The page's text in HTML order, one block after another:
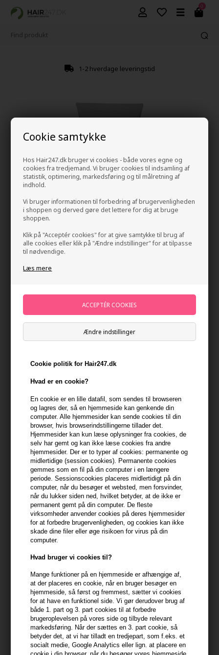
Cookie samtykke
Hos Hair247.dk bruger vi cookies - både vores egne og
cookies fra tredjemand. Vi bruger cookies til indsamling af
statistik, optimering, markedsføring og til målretning af
indhold.
Vi bruger informationen til forbedring af brugervenligheden
i shoppen og derved gøre det lettere for dig at bruge
shoppen.
Klik på "Acceptér cookies" for at give samtykke til brug af
alle cookies eller klik på "Ændre indstillinger" for at tilpasse
til nødvendige.
Læs mere
Ændre indstillinger
Cookie politik for Hair247.dk
Hvad er en cookie?
En cookie er en lille datafil, som sendes til browseren
og lagres der, så en hjemmeside kan genkende din
computer. Alle hjemmesider kan sende cookies til din
browser, hvis browserindstillingerne tillader det.
Hjemmesider kan kun læse oplysninger fra cookies, de
selv har gemt og kan ikke læse cookies fra andre
hjemmesider. Der er to typer af cookies: permanente og
midlertidige (session cookies). Permanente cookies
gemmes som en fil på din computer i en længere
periode. Sessionscookies placeres midlertidigt på din
computer, når du besøger et websted, men forsvinder,
når du lukker siden ned, hvilket betyder, at de ikke er
permanent gemt på din computer. De fleste
virksomheder anvender cookies på deres hjemmesider
for at forbedre brugervenligheden, og cookies kan ikke
skade dine filer eller øge risikoen for virus på din
computer.
Hvad bruger vi cookies til?
Mange funktioner på en hjemmeside er afhængige af,
at der placeres en cookie, når en bruger besøger en
hjemmeside, så først og fremmest, sætter vi cookies
for at have en funktionel side. Vi gør derudover brug af
både 1. part og 3. part cookies til at forbedre
brugeroplevelsen på vores side og tilbyde relevant
markedsføring. Når der sættes en 3. part cookie, så
betyder det, at vi har tilladt en tredjepart, som f.eks. et
socialt medie, Google Analytics eller lign. at placere en
0
1-2 hverdage leveringstid
IdHAIR Elements Xclusive Play Soft Paste 150ml
IdHAIR Voks
+
På lager- Leveringstid 1-2 dage
Du får 5 DKK til dit næste køb når du køber denne vare -Vis
min konto
399,10 DKK FRA GRATIS FRAGT 399.1 DKK
Beskrivelse Anmeldelser Fabrikant
IdHAIR Elements Xclusive Play Soft Paste er en voks paste, der
giver fylde og et medium hold.
IdHAIR Elements Exclusive Soft Paste egenskaber
- giver medium hold (holdfaktor 2/5)
- giver fylde
- uden parabener
- giver glans
Sådan anvendes IdHAIR Elements Xclusive Play Soft